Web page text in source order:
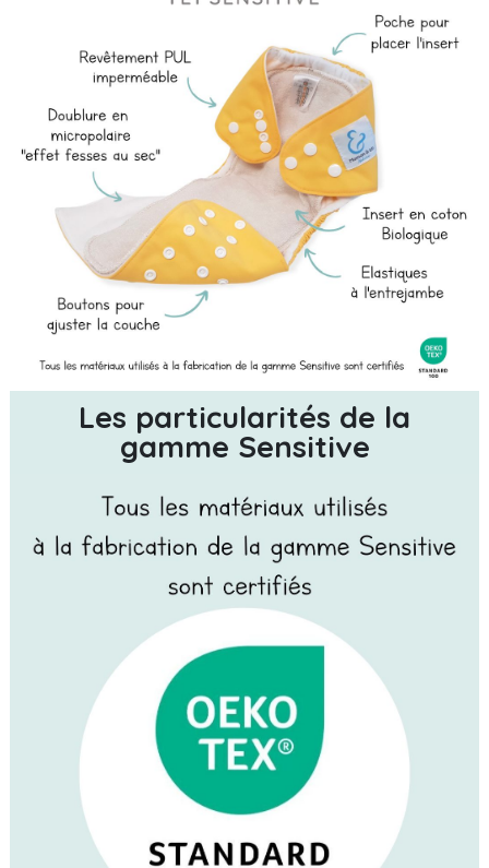
Les particularités de la
gamme Sensitive